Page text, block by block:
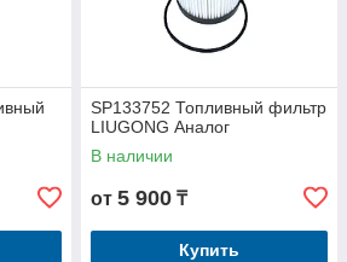
SP133752 Топливный фильтр
LIUGONG Аналог
В наличии
от 5 900 ₸
Купить